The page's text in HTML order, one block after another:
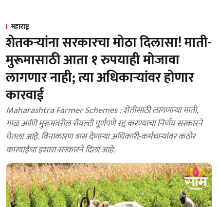
महाराष्ट्र
शेतकऱ्यांना सरकारचा मोठा दिलासा! माती-
मुरूमासाठी आता १ रुपयाही मोजावा
लागणार नाही; त्या अधिकाऱ्यांवर होणार
कारवाई
Maharashtra Farmer Schemes : शेतीसाठी लागणाऱ्या माती,
गाळ आणि मुरूमवरील रॉयल्टी पूर्णपणे रद्द करण्याचा निर्णय सरकारने
घेतला आहे. विनाकारण त्रास देणाऱ्या अधिकारी-कर्मचाऱ्यांवर कठोर
कारवाईचा इशारा सरकारने दिला आहे.